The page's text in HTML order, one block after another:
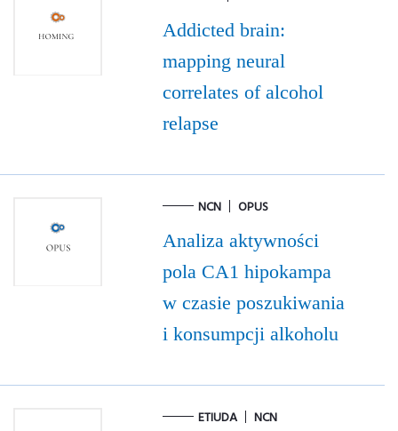
Addicted brain:
mapping neural
correlates of alcohol
relapse
NCN OPUS
Analiza aktywności
pola CA1 hipokampa
w czasie poszukiwania
i konsumpcji alkoholu
ETIUDA NCN